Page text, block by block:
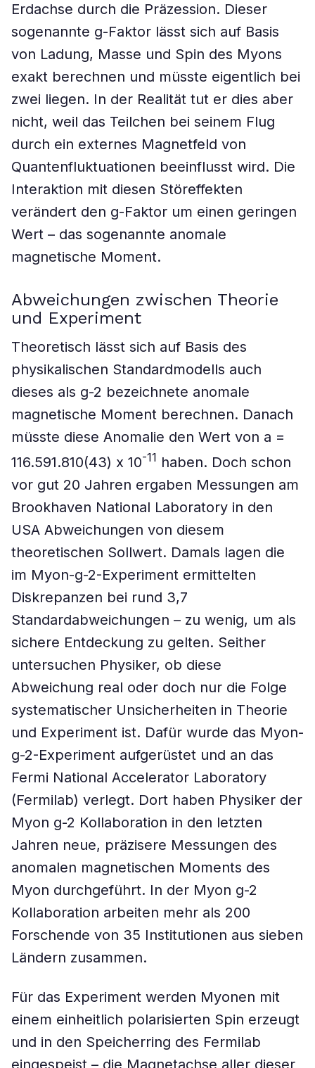
Erdachse durch die Präzession. Dieser
sogenannte g-Faktor lässt sich auf Basis
von Ladung, Masse und Spin des Myons
exakt berechnen und müsste eigentlich bei
zwei liegen. In der Realität tut er dies aber
nicht, weil das Teilchen bei seinem Flug
durch ein externes Magnetfeld von
Quantenfluktuationen beeinflusst wird. Die
Interaktion mit diesen Störeffekten
verändert den g-Faktor um einen geringen
Wert – das sogenannte anomale
magnetische Moment.
Abweichungen zwischen Theorie
und Experiment
Theoretisch lässt sich auf Basis des
physikalischen Standardmodells auch
dieses als g-2 bezeichnete anomale
magnetische Moment berechnen. Danach
müsste diese Anomalie den Wert von a =
116.591.810(43) x 10-11 haben. Doch schon
vor gut 20 Jahren ergaben Messungen am
Brookhaven National Laboratory in den
USA Abweichungen von diesem
theoretischen Sollwert. Damals lagen die
im Myon-g-2-Experiment ermittelten
Diskrepanzen bei rund 3,7
Standardabweichungen – zu wenig, um als
sichere Entdeckung zu gelten. Seither
untersuchen Physiker, ob diese
Abweichung real oder doch nur die Folge
systematischer Unsicherheiten in Theorie
und Experiment ist. Dafür wurde das Myon-
g-2-Experiment aufgerüstet und an das
Fermi National Accelerator Laboratory
(Fermilab) verlegt. Dort haben Physiker der
Myon g-2 Kollaboration in den letzten
Jahren neue, präzisere Messungen des
anomalen magnetischen Moments des
Myon durchgeführt. In der Myon g-2
Kollaboration arbeiten mehr als 200
Forschende von 35 Institutionen aus sieben
Ländern zusammen.
Für das Experiment werden Myonen mit
einem einheitlich polarisierten Spin erzeugt
und in den Speicherring des Fermilab
eingespeist – die Magnetachse aller dieser